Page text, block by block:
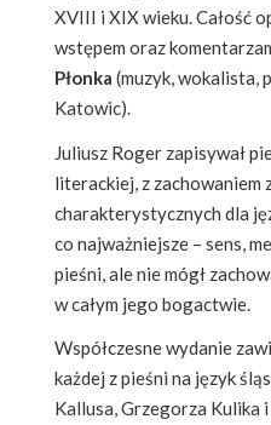
XVIII i XIX wieku. Całość
wstępem oraz
Płonka (muzyk, wokalista,
Katowic).
Juliusz Roger zapisywał
literackiej, z zachowaniem
charakterystycznych dla
co najważniejsze – sens,
pieśni, ale nie mógł
w całym jego bogactwie.
Współczesne wydanie
każdej z pieśni na język
Kallusa, Grzegorza Kulika